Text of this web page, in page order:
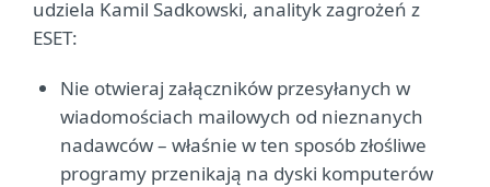
udziela Kamil Sadkowski, analityk zagrożeń z
ESET:
Nie otwieraj załączników przesyłanych w
wiadomościach mailowych od nieznanych
nadawców – właśnie w ten sposób złośliwe
programy przenikają na dyski komputerów